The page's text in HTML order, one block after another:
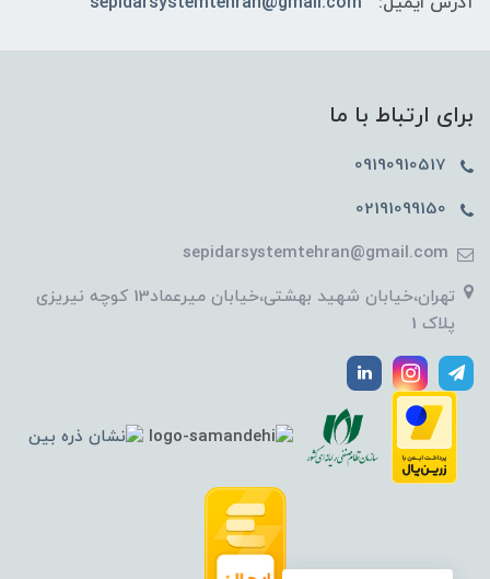
برای ارتباط با ما
sepidarsystemtehran@gmail.com
تهران،خیابان شهید بهشتی،خیابان میرعماد13 کوچه نیریزی
پلاک 1